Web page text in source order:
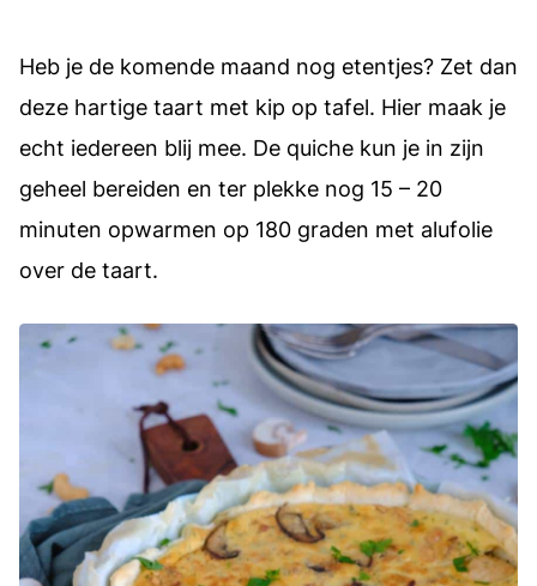
Heb je de komende maand nog etentjes? Zet dan
deze hartige taart met kip op tafel. Hier maak je
echt iedereen blij mee. De quiche kun je in zijn
geheel bereiden en ter plekke nog 15 – 20
minuten opwarmen op 180 graden met alufolie
over de taart.